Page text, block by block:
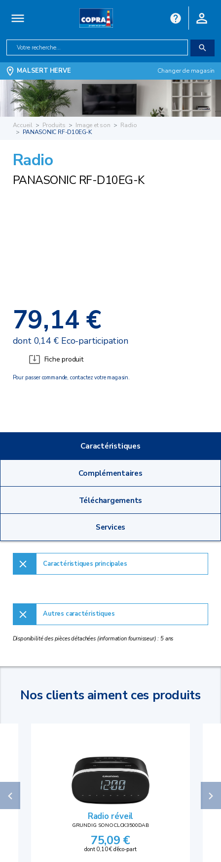
MALSERT HERVE Changer de magasin
Accueil Produits Image et son
Radio
PANASONIC RF-D10EG-K
Radio
PANASONIC RF-D10EG-K
79,14 €
dont 0,14 € Eco-participation
Fiche produit
Pour passer commande, contactez votre magasin.
Caractéristiques
Complémentaires
Téléchargements
Services
Caractéristiques principales
Autres caractéristiques
Disponibilité des pièces détachées (information fournisseur) : 5 ans
Nos clients aiment ces produits
Radio réveil
GRUNDIG SONOCLCK3500DAB
75,09 €
dont 0,10 € d'éco-part